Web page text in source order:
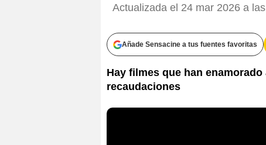
Actualizada el 24 mar 2026 a
Añade Sensacine a tus fuentes favoritas
Hay filmes que han
recaudaciones